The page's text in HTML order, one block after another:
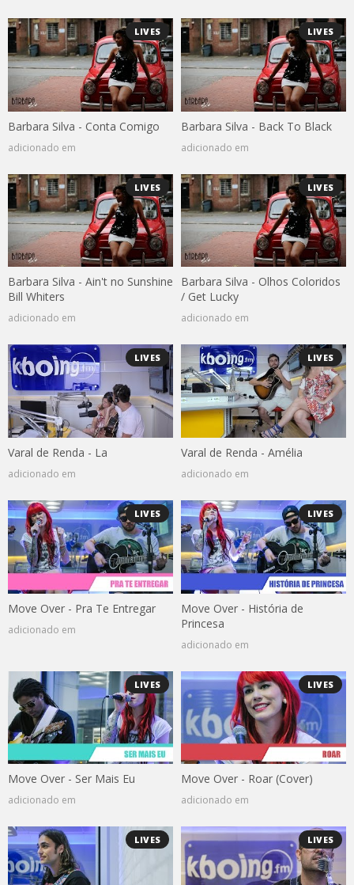
LIVES
Barbara Silva - Conta Comigo
adicionado em
LIVES
Barbara Silva - Back To Black
adicionado em
LIVES
Barbara Silva - Ain't no Sunshine
Bill Whiters
adicionado em
LIVES
Barbara Silva - Olhos Coloridos
/ Get Lucky
adicionado em
LIVES
Varal de Renda - La
adicionado em
LIVES
Varal de Renda - Amélia
adicionado em
LIVES
Move Over - Pra Te Entregar
adicionado em
LIVES
Move Over - História de
Princesa
adicionado em
LIVES
Move Over - Ser Mais Eu
adicionado em
LIVES
Move Over - Roar (Cover)
adicionado em
LIVES LIVES